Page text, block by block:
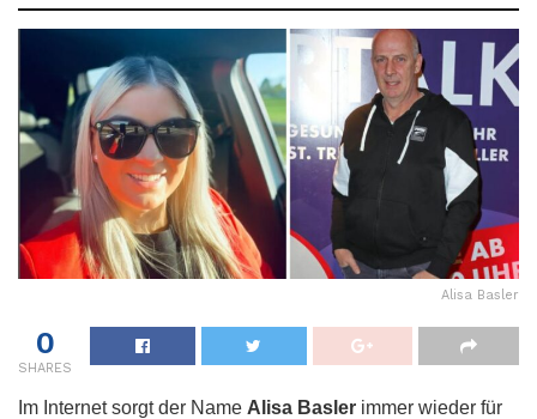
Alisa Basler
0
SHARES
Im Internet sorgt der Name Alisa Basler immer wieder für